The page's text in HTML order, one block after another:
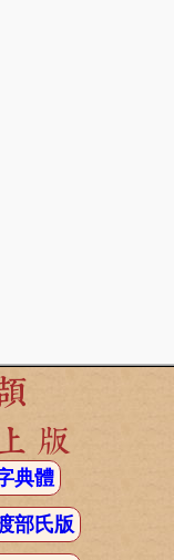
版
典體
部氏版